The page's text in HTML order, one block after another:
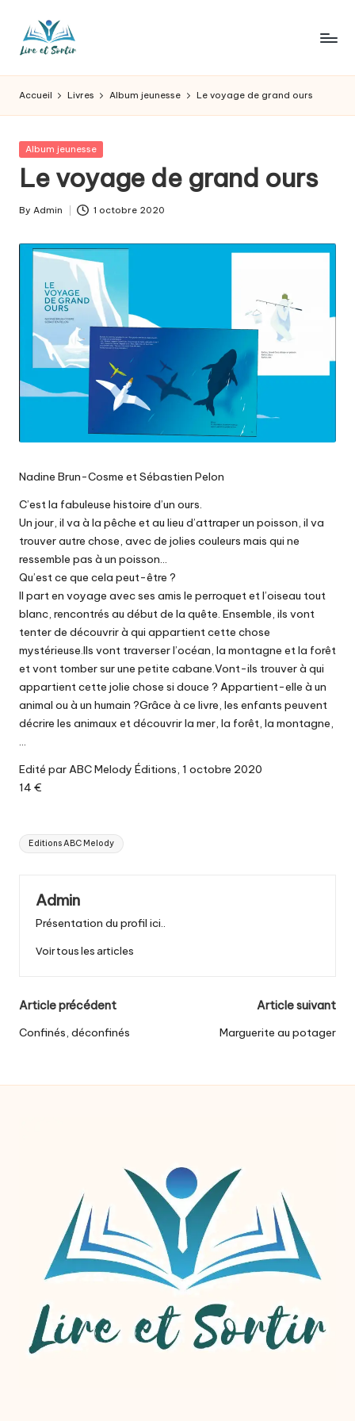
L
ir
e
e
t
s
o
pour
les
goûts,
des
pour
les
Accueil Livres Album jeunesse Le voyage de grand ours
Posted
Album jeunesse
Le voyage de grand ours
Posted
By Admin 1 octobre 2020
Nadine Brun-Cosme et Sébastien Pelon
C’est la fabuleuse histoire d’un ours.
Un jour, il va à la pêche et au lieu d’attraper un poisson, il va
trouver autre chose, avec de jolies couleurs mais qui ne
ressemble pas à un poisson…
Qu’est ce que cela peut-être ?
Il part en voyage avec ses amis le perroquet et l’oiseau tout
blanc, rencontrés au début de la quête. Ensemble, ils vont
tenter de découvrir à qui appartient cette chose
mystérieuse.Ils vont traverser l’océan, la montagne et la forêt
et vont tomber sur une petite cabane.Vont-ils trouver à qui
appartient cette jolie chose si douce ? Appartient-elle à un
animal ou à un humain ?Grâce à ce livre, les enfants peuvent
décrire les animaux et découvrir la mer, la forêt, la montagne,
…
Edité par ABC Melody Éditions, 1 octobre 2020
14 €
Tags:
Editions ABC Melody
Admin
Présentation du profil ici..
Voir tous les articles
Post
navigation
Article précédent
Confinés, déconfinés
Article suivant
Marguerite au potager